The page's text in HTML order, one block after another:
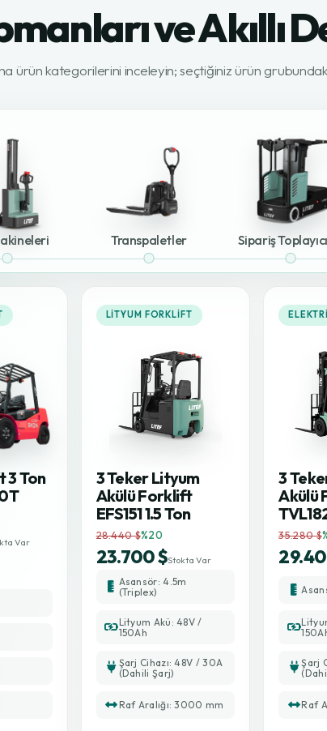
ve Akıllı
ürün kategorilerini inceleyin; seçtiğiniz ürün
3 Ton
Var
LITYUM FORKLIFT
3 Teker Lityum
Akülü Forklift
EFS151 1.5 Ton
28.440 $%20
23.700 $Stokta Var
Asansör: 4.5m
(Triplex)
Lityum Akü: 48V /
150Ah
Şarj Cihazı: 48V / 30A
(Dahili Şarj)
Raf Aralığı: 3000 mm
3
Akülü
35.280 $
Şarj
Raf
Transpaletler Sipariş